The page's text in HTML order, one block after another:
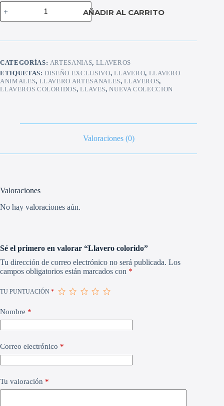
Llavero
colorido
cantidad
AÑADIR AL CARRITO
CATEGORÍAS: ARTESANIAS, LLAVEROS
ETIQUETAS:DISEÑO EXCLUSIVO, LLAVERO, LLAVERO
ANIMALES, LLAVERO ARTESANALES,LLAVEROS,
LLAVEROS COLORIDOS,LLAVES,NUEVA COLECCION
Valoraciones (0)
Valoraciones
No hay valoraciones aún.
Sé el primero en valorar “Llavero colorido”
Tu dirección de correo electrónico no será publicada. Los
campos obligatorios están marcados con *
TU PUNTUACIÓN *
Nombre *
Correo electrónico *
Tu valoración *